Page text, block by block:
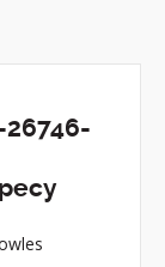
26746-